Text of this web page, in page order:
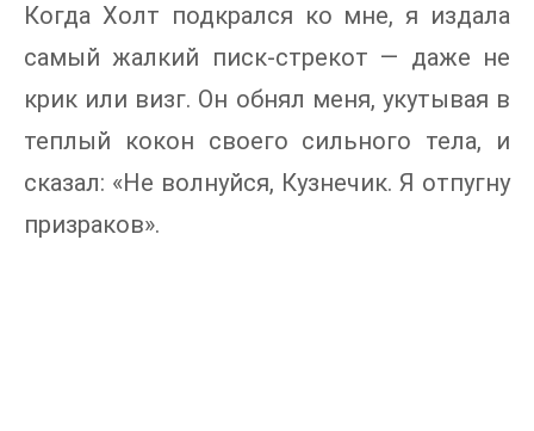
Когда Холт подкрался ко мне, я издала
самый жалкий писк-стрекот — даже не
крик или визг. Он обнял меня, укутывая в
теплый кокон своего сильного тела, и
сказал: «Не волнуйся, Кузнечик. Я отпугну
призраков».